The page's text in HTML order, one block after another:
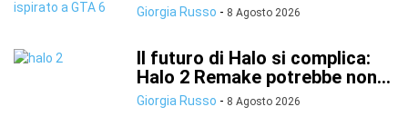
Giorgia Russo - 8 Agosto 2026
Il futuro di Halo si complica:
Halo 2 Remake potrebbe non...
Giorgia Russo - 8 Agosto 2026